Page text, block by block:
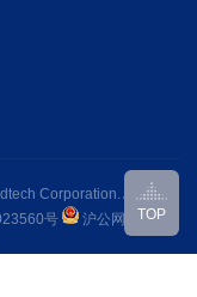
TOP
Corporation. All rights
号
沪公网安备